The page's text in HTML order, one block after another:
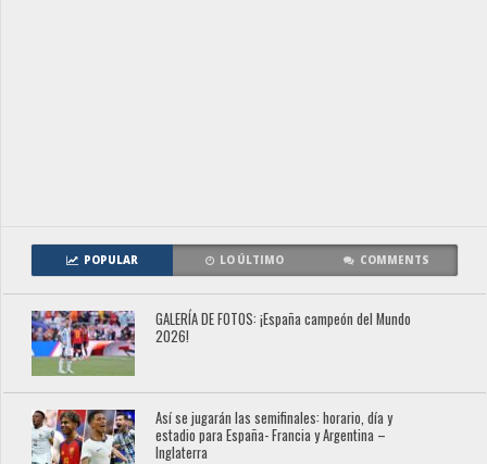
POPULAR LO ÚLTIMO COMMENTS
GALERÍA DE FOTOS: ¡España campeón del Mundo
2026!
Así se jugarán las semifinales: horario, día y
estadio para España- Francia y Argentina –
Inglaterra